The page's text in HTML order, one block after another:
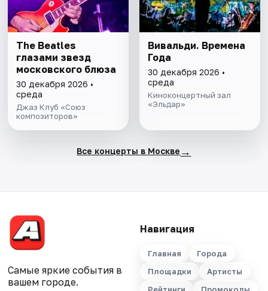
The Beatles
глазами звезд
московского блюза
30 декабря 2026 •
среда
Джаз Клуб «Союз
композиторов»
Вивальди. Времена
Года
30 декабря 2026 •
среда
Киноконцертный зал
«Эльдар»
Все концерты в Москве →
Самые яркие события в
вашем городе.
Навигация
Главная
Города
Площадки
Артисты